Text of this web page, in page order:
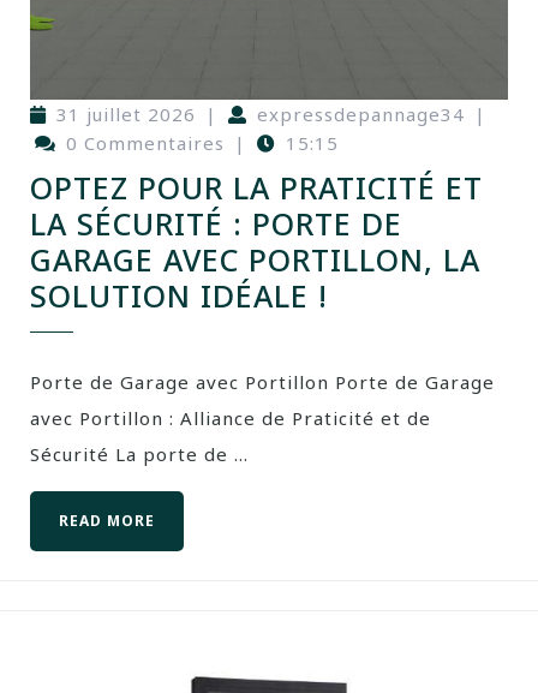
31 juillet 2026 | expressdepannage34 |
0 Commentaires
| 15:15
OPTEZ POUR LA PRATICITÉ ET
LA SÉCURITÉ : PORTE DE
GARAGE AVEC PORTILLON, LA
SOLUTION IDÉALE !
Porte de Garage avec Portillon Porte de Garage
avec Portillon : Alliance de Praticité et de
Sécurité La porte de ...
READ MORE